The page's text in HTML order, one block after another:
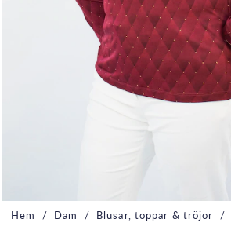
Hem Dam Blusar, toppar & tröjor